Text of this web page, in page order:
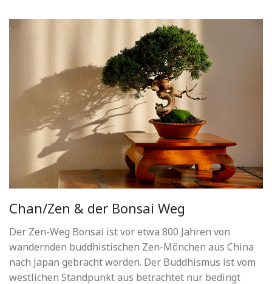
Chan/Zen & der Bonsai Weg
Der Zen-Weg Bonsai ist vor etwa 800 Jahren von
wandernden buddhistischen Zen-Mönchen aus China
nach Japan gebracht worden. Der Buddhismus ist vom
westlichen Standpunkt aus betrachtet nur bedingt